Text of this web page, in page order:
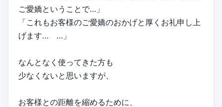
ご愛嬌ということで…」
「これもお客様のご愛嬌のおかげと厚くお礼申し上
げます… …」
なんとなく使ってきた方も
少なくないと思いますが、
お客様との距離を縮めるために、